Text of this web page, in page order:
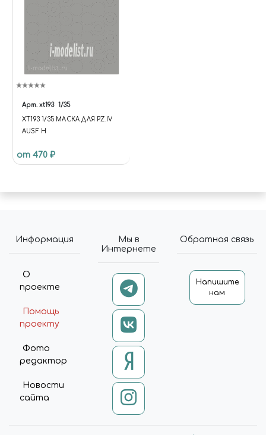
Арт. xt193 1/35
XT193 1/35 МАСКА ДЛЯ PZ.IV
AUSF H
от 470 ₽
Информация
О
проекте
Помощь
проекту
Фото
редактор
Новости
сайта
Мы в
Интернете
Обратная связь
Напишите
нам